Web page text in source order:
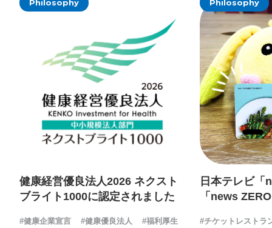
Philosophy
健康経営優良法人2026 ネクスト
ブライト1000に認定されました
#健康企業宣言 #健康優良法人 #福利厚生
Philosophy
日本テレビ「
「news
#チケットレストラ